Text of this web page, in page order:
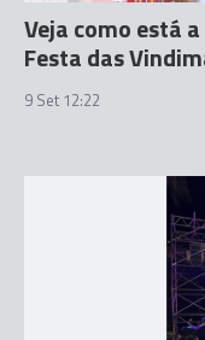
Veja como está
Festa das
9 Set 12:22